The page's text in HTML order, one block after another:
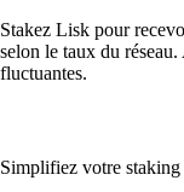
Stakez Lisk pour
selon le taux du
fluctuantes.
Simplifiez votre staking